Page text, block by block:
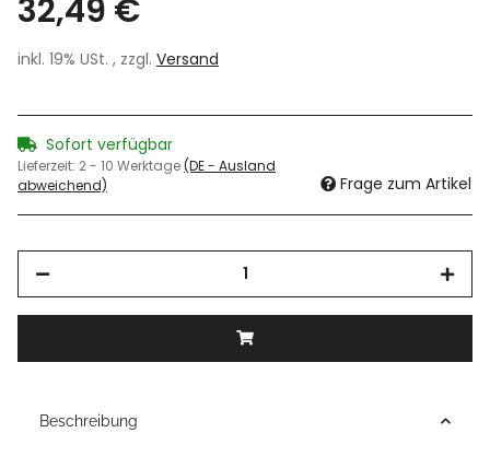
32,49 €
inkl. 19% USt. , zzgl. Versand
Sofort verfügbar
Lieferzeit: 2 - 10 Werktage(DE - Ausland
abweichend)
Frage zum Artikel
Beschreibung